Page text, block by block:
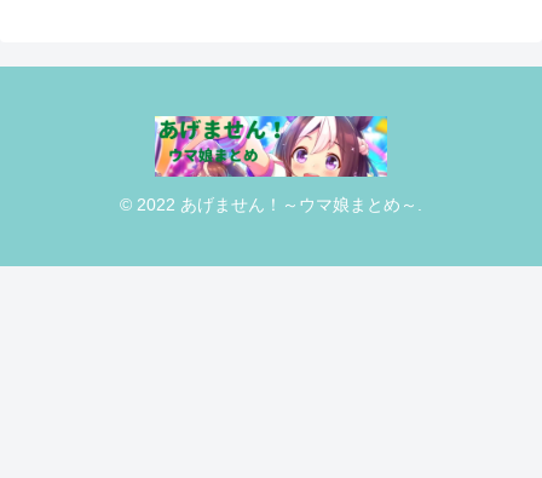
© 2022 あげません！～ウマ娘まとめ～.